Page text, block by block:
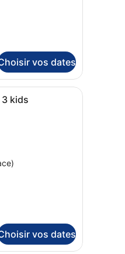
vos dates
avec des lits superposés,
kids
vos dates